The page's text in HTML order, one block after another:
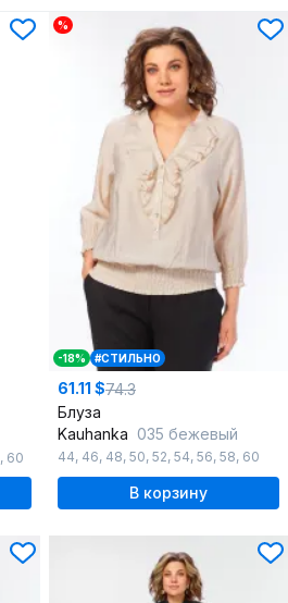
, 60
%
-18% #СТИЛЬНО
61.11 $74.3
Блуза
Kauhanka 035 бежевый
44, 46, 48, 50, 52, 54, 56, 58, 60
В корзину